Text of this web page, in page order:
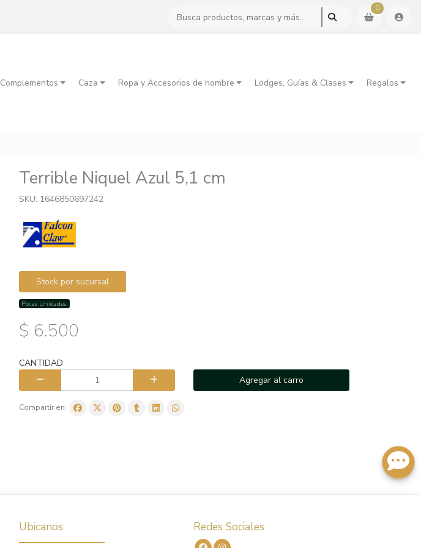
0
Complementos Caza Ropa y Accesorios de hombre Lodges, Guías & Clases Regalos
Terrible Niquel Azul 5,1 cm
SKU: 1646850697242
Stock por sucursal
Pocas Unidades.
$ 6.500
CANTIDAD
Agregar al carro
Compartir en:
Ubicanos Redes Sociales